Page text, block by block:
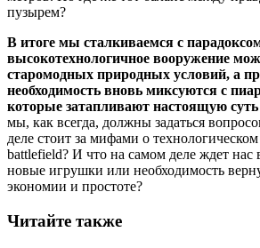
пузырем?
В итоге мы сталкиваемся с
высокотехнологичное вооружение
старомодных природных условий, а
необходимость вновь миксуются с
которые затапливают настоящую
мы, как всегда, должны задаться
деле стоит за мифами о технологическом
battlefield? И что на самом деле ждет нас
новые игрушки или необходимость
экономии и простоте?
Читайте также